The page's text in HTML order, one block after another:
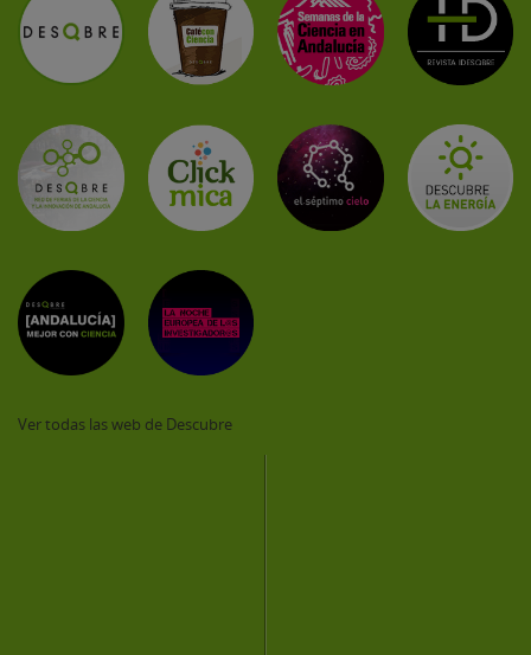
Ver todas las web de Descubre